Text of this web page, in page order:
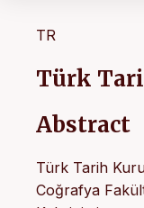
TR
Türk
Abstract
Türk Tarih
Coğrafya